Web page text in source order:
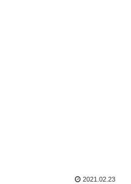
2021.02.23